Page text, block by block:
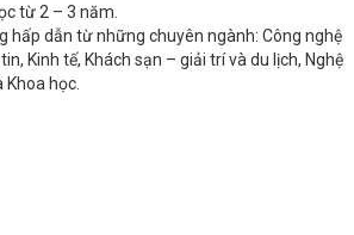
từ 2 – 3 năm.
dẫn từ những chuyên ngành: Công nghệ
Kinh tế, Khách sạn – giải trí và du lịch, Nghệ
học.